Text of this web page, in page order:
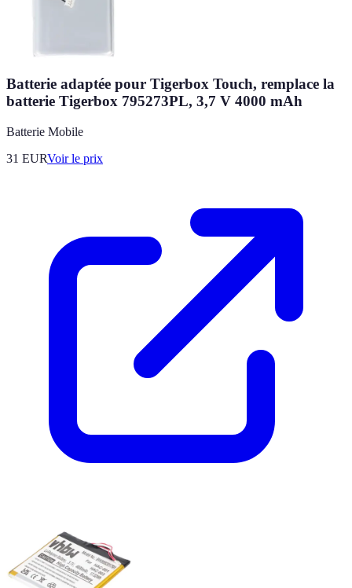
Batterie adaptée pour Tigerbox Touch, remplace la
batterie Tigerbox 795273PL, 3,7 V 4000 mAh
Batterie Mobile
31 EURVoir le prix